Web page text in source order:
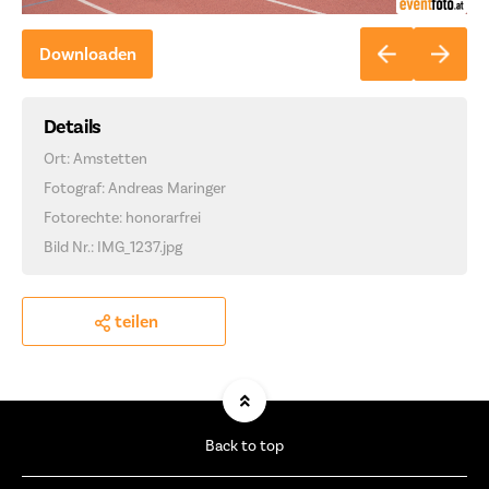
Downloaden
Details
Ort: Amstetten
Fotograf: Andreas Maringer
Fotorechte: honorarfrei
Bild Nr.: IMG_1237.jpg
teilen
Back to top